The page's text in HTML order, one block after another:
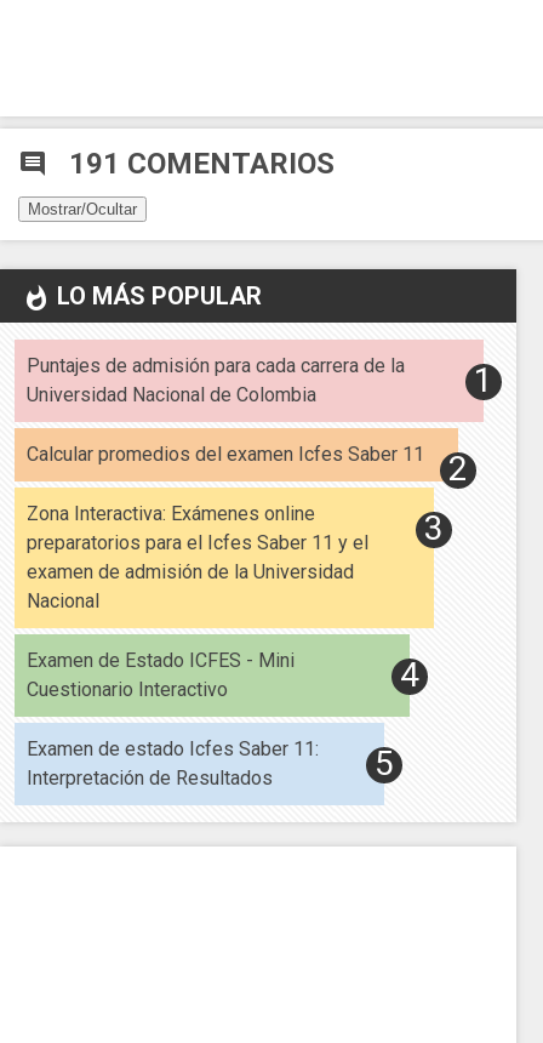
comment 191 COMENTARIOS
Mostrar/Ocultar
whatshot LO MÁS POPULAR
Puntajes de admisión para cada carrera de la
Universidad Nacional de Colombia
Calcular promedios del examen Icfes Saber 11
Zona Interactiva: Exámenes online
preparatorios para el Icfes Saber 11 y el
examen de admisión de la Universidad
Nacional
Examen de Estado ICFES - Mini
Cuestionario Interactivo
Examen de estado Icfes Saber 11:
Interpretación de Resultados